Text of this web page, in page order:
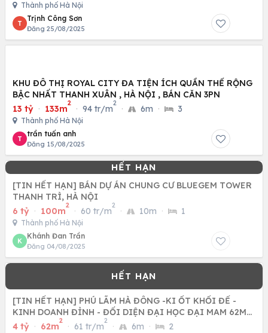
Thành phố Hà Nội
T
Trịnh Công Sơn
Đăng 25/08/2025
KHU ĐÔ THỊ ROYAL CITY ĐA TIỆN ÍCH QUẦN THỂ RỘNG
BẬC NHẤT THANH XUÂN , HÀ NỘI , BÁN CĂN 3PN
13 tỷ · 133m
2
· 94 tr/m
2
· 6m · 3
Thành phố Hà Nội
T
trần tuấn anh
Đăng 15/08/2025
[TIN HẾT HẠN] BÁN DỰ ÁN CHUNG CƯ BLUEGEM TOWER
THANH TRÌ, HÀ NỘI
6 tỷ · 100m
2
· 60 tr/m
2
· 10m · 1
Thành phố Hà Nội
K
Khánh Đan Trần
Đăng 04/08/2025
[TIN HẾT HẠN] PHÚ LÃM HÀ ĐÔNG -KI ỐT KHỐI ĐẾ -
KINH DOANH ĐỈNH - ĐỐI DIỆN ĐẠI HỌC ĐẠI MAM 62M
CHỈ NHỈNH 4 TỶ
4 tỷ · 62m
2
· 61 tr/m
2
· 6m · 2